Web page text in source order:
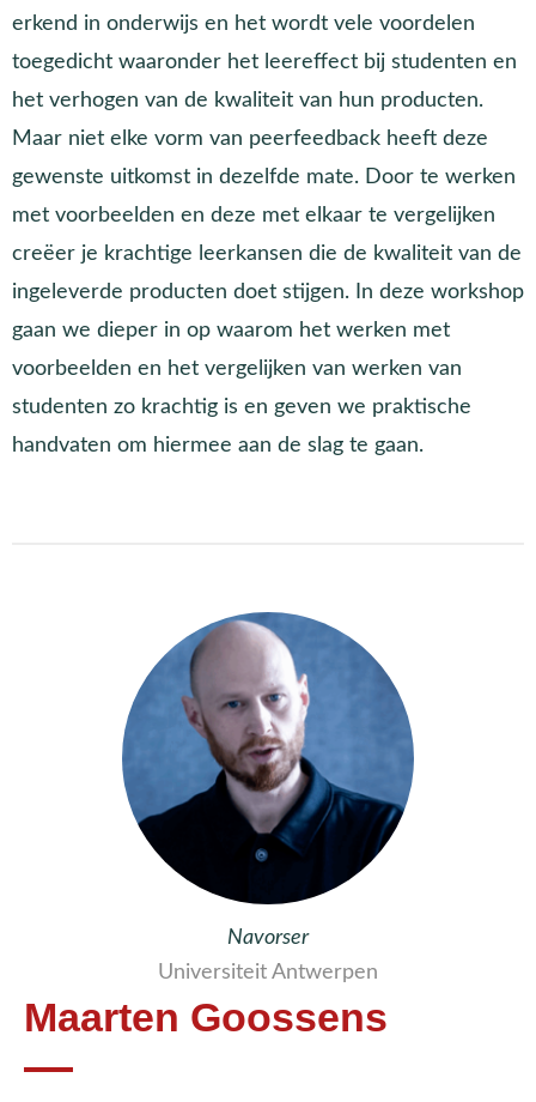
erkend in onderwijs en het wordt vele voordelen
toegedicht waaronder het leereffect bij studenten en
het verhogen van de kwaliteit van hun producten.
Maar niet elke vorm van peerfeedback heeft deze
gewenste uitkomst in dezelfde mate. Door te werken
met voorbeelden en deze met elkaar te vergelijken
creëer je krachtige leerkansen die de kwaliteit van de
ingeleverde producten doet stijgen. In deze workshop
gaan we dieper in op waarom het werken met
voorbeelden en het vergelijken van werken van
studenten zo krachtig is en geven we praktische
handvaten om hiermee aan de slag te gaan.
Navorser
Universiteit Antwerpen
Maarten Goossens